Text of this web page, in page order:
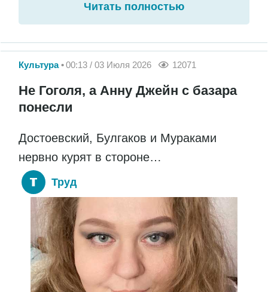
Читать полностью
Культура 00:13 / 03 Июля 2026 12071
Не Гоголя, а Анну Джейн с базара
понесли
Достоевский, Булгаков и Мураками
нервно курят в стороне…
Труд